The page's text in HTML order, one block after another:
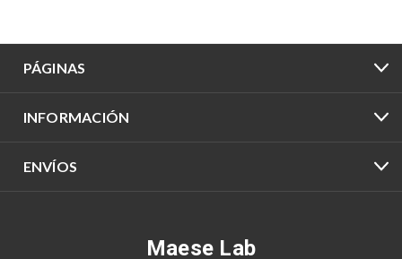
PÁGINAS
INFORMACIÓN
ENVÍOS
Maese Lab